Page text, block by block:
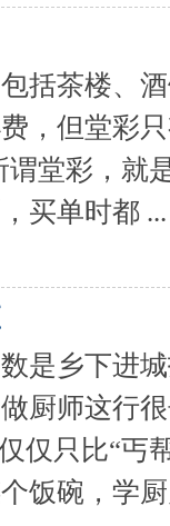
括茶楼、
，但堂彩
谓堂彩，就
买单时都 ...
是乡下进
厨师这行
仅只比“丐
饭碗，学